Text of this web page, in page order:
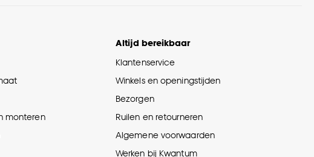
3 CM
monteren
Altijd bereikbaar
Klantenservice
Winkels en openingstijden
Bezorgen
Ruilen en retourneren
Algemene voorwaarden
Werken bij Kwantum